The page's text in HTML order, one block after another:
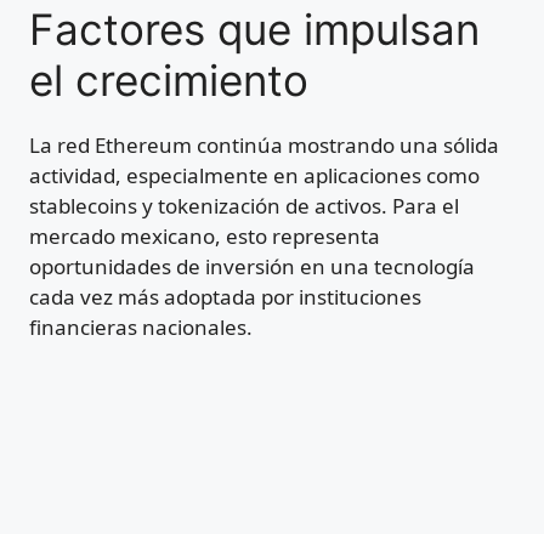
Factores que impulsan
el crecimiento
La red Ethereum continúa mostrando una sólida
actividad, especialmente en aplicaciones como
stablecoins y tokenización de activos. Para el
mercado mexicano, esto representa
oportunidades de inversión en una tecnología
cada vez más adoptada por instituciones
financieras nacionales.